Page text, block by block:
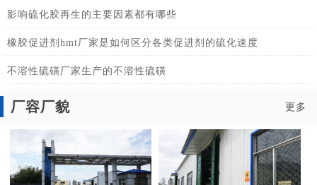
影响硫化胶再生的主要因素都有哪些
橡胶促进剂hmt厂家是如何区分各类促进剂的硫化速度
不溶性硫磺厂家生产的不溶性硫磺
厂容厂貌 更多